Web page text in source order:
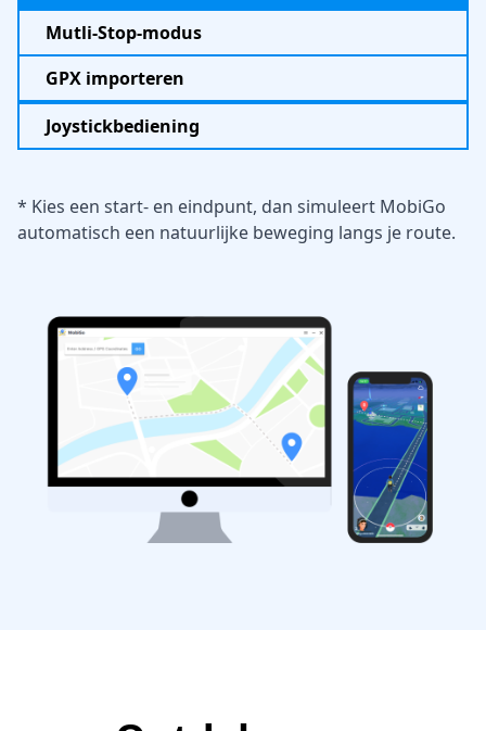
Mutli-Stop-modus
GPX importeren
Joystickbediening
* Kies een start- en eindpunt, dan simuleert MobiGo
automatisch een natuurlijke beweging langs je route.